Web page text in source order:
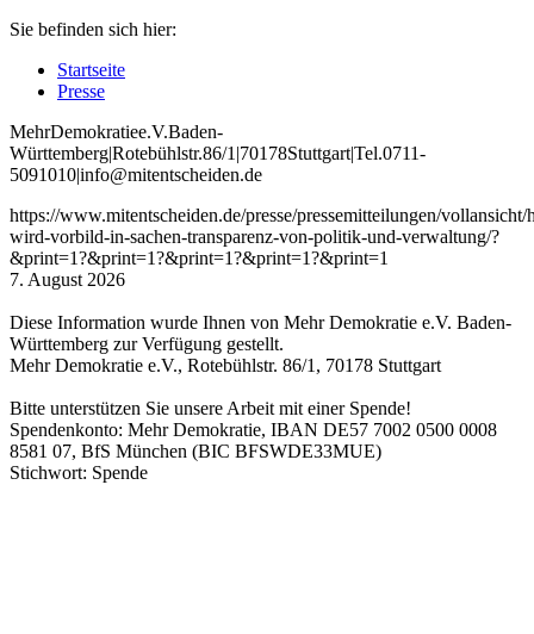
Sie befinden sich hier:
Startseite
Presse
MehrDemokratiee.V.Baden-
Württemberg|Rotebühlstr.86/1 |70178Stuttgart|Tel.0711-
5091010|info@mitentscheiden.de
https://www.mitentscheiden.de/presse/pressemitteilungen/vollansicht/
wird-vorbild-in-sachen-transparenz-von-politik-und-verwaltung/?
&print=1?&print=1?&print=1?&print=1?&print=1
7. August 2026
Diese Information wurde Ihnen von Mehr Demokratie e.V. Baden-
Württemberg zur Verfügung gestellt.
Mehr Demokratie e.V., Rotebühlstr. 86/1, 70178 Stuttgart
Bitte unterstützen Sie unsere Arbeit mit einer Spende!
Spendenkonto: Mehr Demokratie, IBAN DE57 7002 0500 0008
8581 07, BfS München (BIC BFSWDE33MUE)
Stichwort: Spende